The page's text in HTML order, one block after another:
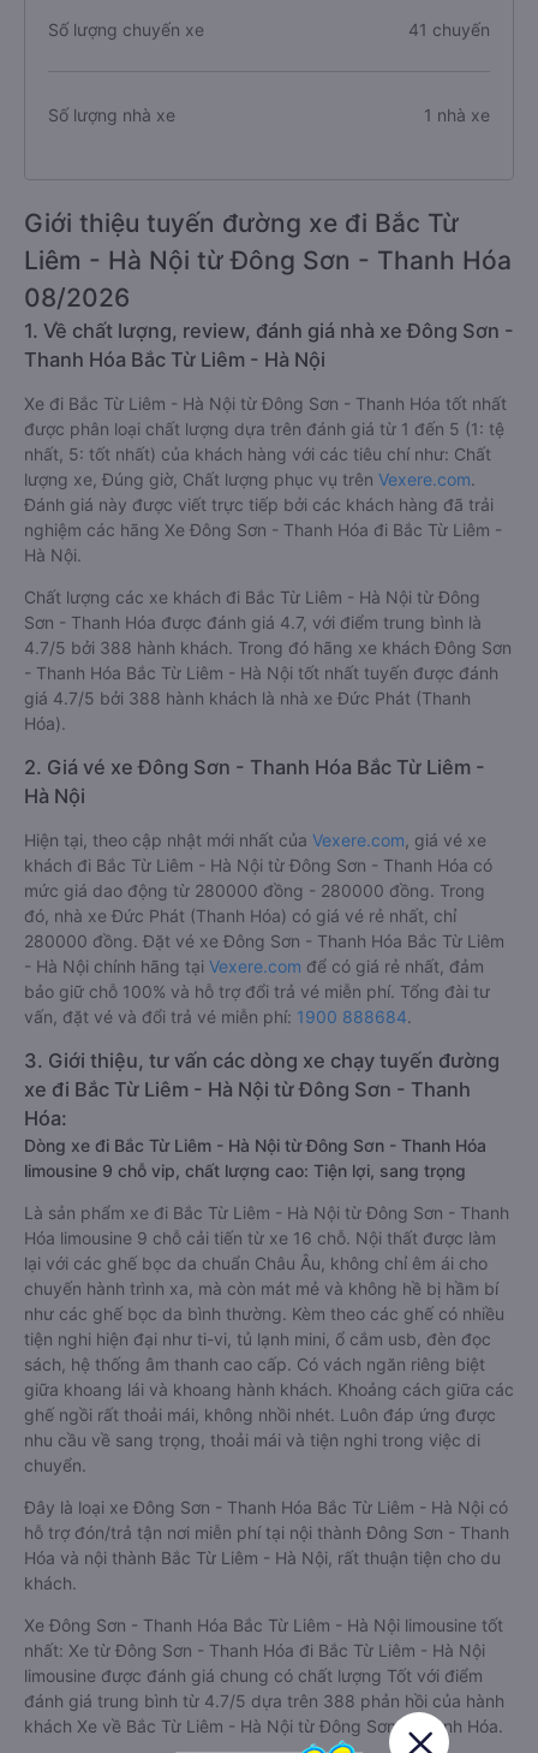
Số lượng chuyến xe 41 chuyến
Số lượng nhà xe 1 nhà xe
Giới thiệu tuyến đường xe đi Bắc Từ
Liêm - Hà Nội từ Đông Sơn - Thanh Hóa
08/2026
1. Về chất lượng, review, đánh giá nhà xe Đông Sơn -
Thanh Hóa Bắc Từ Liêm - Hà Nội
Xe đi Bắc Từ Liêm - Hà Nội từ Đông Sơn - Thanh Hóa tốt nhất
được phân loại chất lượng dựa trên đánh giá từ 1 đến 5 (1: tệ
nhất, 5: tốt nhất) của khách hàng với các tiêu chí như: Chất
lượng xe, Đúng giờ, Chất lượng phục vụ trên Vexere.com.
Đánh giá này được viết trực tiếp bởi các khách hàng đã trải
nghiệm các hãng Xe Đông Sơn - Thanh Hóa đi Bắc Từ Liêm -
Hà Nội.
Chất lượng các xe khách đi Bắc Từ Liêm - Hà Nội từ Đông
Sơn - Thanh Hóa được đánh giá 4.7, với điểm trung bình là
4.7/5 bởi 388 hành khách. Trong đó hãng xe khách Đông Sơn
- Thanh Hóa Bắc Từ Liêm - Hà Nội tốt nhất tuyến được đánh
giá 4.7/5 bởi 388 hành khách là nhà xe Đức Phát (Thanh
Hóa).
2. Giá vé xe Đông Sơn - Thanh Hóa Bắc Từ Liêm -
Hà Nội
Hiện tại, theo cập nhật mới nhất của Vexere.com , giá vé xe
khách đi Bắc Từ Liêm - Hà Nội từ Đông Sơn - Thanh Hóa có
mức giá dao động từ 280000 đồng - 280000 đồng. Trong
đó, nhà xe Đức Phát (Thanh Hóa) có giá vé rẻ nhất, chỉ
280000 đồng. Đặt vé xe Đông Sơn - Thanh Hóa Bắc Từ Liêm
- Hà Nội chính hãng tại Vexere.com để có giá rẻ nhất, đảm
bảo giữ chỗ 100% và hỗ trợ đổi trả vé miễn phí. Tổng đài tư
vấn, đặt vé và đổi trả vé miễn phí: 1900 888684.
3. Giới thiệu, tư vấn các dòng xe chạy tuyến đường
xe đi Bắc Từ Liêm - Hà Nội từ Đông Sơn - Thanh
Hóa:
Dòng xe đi Bắc Từ Liêm - Hà Nội từ Đông Sơn - Thanh Hóa
limousine 9 chỗ vip, chất lượng cao: Tiện lợi, sang trọng
Là sản phẩm xe đi Bắc Từ Liêm - Hà Nội từ Đông Sơn - Thanh
Hóa limousine 9 chỗ cải tiến từ xe 16 chỗ. Nội thất được làm
lại với các ghế bọc da chuẩn Châu Âu, không chỉ êm ái cho
chuyến hành trình xa, mà còn mát mẻ và không hề bị hầm bí
như các ghế bọc da bình thường. Kèm theo các ghế có nhiều
tiện nghi hiện đại như ti-vi, tủ lạnh mini, ổ cắm usb, đèn đọc
sách, hệ thống âm thanh cao cấp. Có vách ngăn riêng biệt
giữa khoang lái và khoang hành khách. Khoảng cách giữa các
ghế ngồi rất thoải mái, không nhồi nhét. Luôn đáp ứng được
nhu cầu về sang trọng, thoải mái và tiện nghi trong việc di
chuyển.
Đây là loại xe Đông Sơn - Thanh Hóa Bắc Từ Liêm - Hà Nội có
hỗ trợ đón/trả tận nơi miễn phí tại nội thành Đông Sơn - Thanh
Hóa và nội thành Bắc Từ Liêm - Hà Nội, rất thuận tiện cho du
khách.
Xe Đông Sơn - Thanh Hóa Bắc Từ Liêm - Hà Nội limousine tốt
nhất: Xe từ Đông Sơn - Thanh Hóa đi Bắc Từ Liêm - Hà Nội
limousine được đánh giá chung có chất lượng Tốt với điểm
đánh giá trung bình từ 4.7/5 dựa trên 388 phản hồi của hành
khách Xe về Bắc Từ Liêm - Hà Nội từ Đông Sơn - Thanh Hóa.